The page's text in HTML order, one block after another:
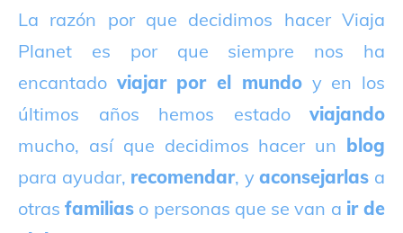
La razón por que decidimos hacer Viaja
Planet es por que siempre nos ha
encantado viajar por el mundoy en los
últimos años hemos estado viajando
mucho, así que decidimos hacer un blog
para ayudar, recomendar, yaconsejarlas a
otrasfamilias o personas que se van a ir de